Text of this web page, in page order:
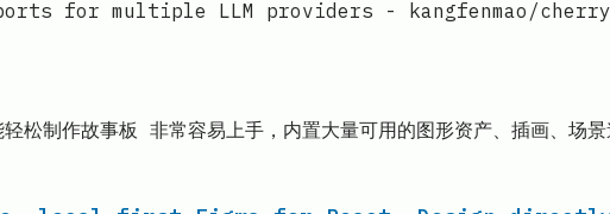
for multiple LLM providers - kangfenmao/
制作故事板 非常容易上手，内置大量可用的图形资产、插画、场景